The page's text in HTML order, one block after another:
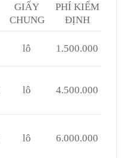
GIẤY
CHUNG
PHÍ KIỂM
ĐỊNH
lô 1.500.000
lô 4.500.000
lô 6.000.000